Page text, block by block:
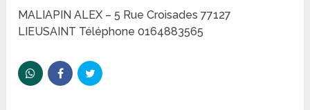
MALIAPIN ALEX – 5 Rue Croisades 77127
LIEUSAINT Téléphone 0164883565